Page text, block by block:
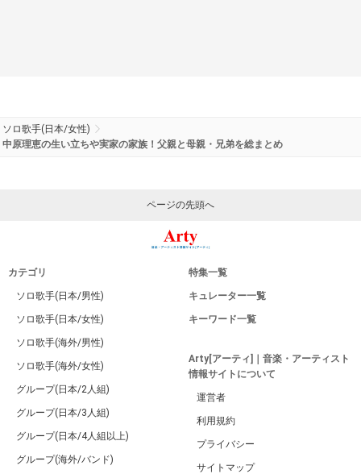
ソロ歌手(日本/女性)
中原理恵の生い立ちや実家の家族！父親と母親・兄弟を総まとめ
ページの先頭へ
カテゴリ
ソロ歌手(日本/男性)
ソロ歌手(日本/女性)
ソロ歌手(海外/男性)
ソロ歌手(海外/女性)
グループ(日本/2人組)
グループ(日本/3人組)
グループ(日本/4人組以上)
グループ(海外/バンド)
特集一覧
キュレーター一覧
キーワード一覧
Arty[アーティ]｜音楽・アーティスト
情報サイトについて
運営者
利用規約
プライバシー
サイトマップ